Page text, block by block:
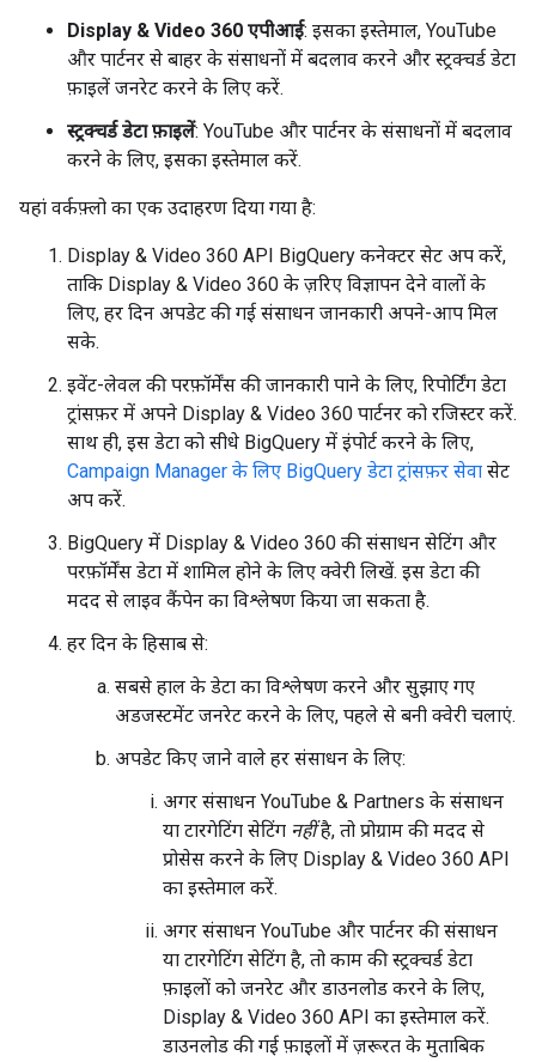
Display & Video 360 एपीआई: इसका इस्तेमाल, YouTube
और पार्टनर से बाहर के संसाधनों में बदलाव करने और स्ट्रक्चर्ड डेटा
फ़ाइलें जनरेट करने के लिए करें.
स्ट्रक्चर्ड डेटा फ़ाइलें: YouTube और पार्टनर के संसाधनों में बदलाव
करने के लिए, इसका इस्तेमाल करें.
यहां वर्कफ़्लो का एक उदाहरण दिया गया है:
Display & Video 360 API BigQuery कनेक्टर सेट अप करें,
ताकि Display & Video 360 के ज़रिए विज्ञापन देने वालों के
लिए, हर दिन अपडेट की गई संसाधन जानकारी अपने-आप मिल
सके.
इवेंट-लेवल की परफ़ॉर्मेंस की जानकारी पाने के लिए, रिपोर्टिंग डेटा
ट्रांसफ़र में अपने Display & Video 360 पार्टनर को रजिस्टर करें.
साथ ही, इस डेटा को सीधे BigQuery में इंपोर्ट करने के लिए,
Campaign Manager के लिए BigQuery डेटा ट्रांसफ़र सेवा सेट
अप करें.
BigQuery में Display & Video 360 की संसाधन सेटिंग और
परफ़ॉर्मेंस डेटा में शामिल होने के लिए क्वेरी लिखें. इस डेटा की
मदद से लाइव कैंपेन का विश्लेषण किया जा सकता है.
हर दिन के हिसाब से:
सबसे हाल के डेटा का विश्लेषण करने और सुझाए गए
अडजस्टमेंट जनरेट करने के लिए, पहले से बनी क्वेरी चलाएं.
अपडेट किए जाने वाले हर संसाधन के लिए:
अगर संसाधन YouTube & Partners के संसाधन
या टारगेटिंग सेटिंग नहींहै, तो प्रोग्राम की मदद से
प्रोसेस करने के लिए Display & Video 360 API
का इस्तेमाल करें.
अगर संसाधन YouTube और पार्टनर की संसाधन
या टारगेटिंग सेटिंग है, तो काम की स्ट्रक्चर्ड डेटा
फ़ाइलों को जनरेट और डाउनलोड करने के लिए,
Display & Video 360 API का इस्तेमाल करें.
डाउनलोड की गई फ़ाइलों में ज़रूरत के मुताबिक